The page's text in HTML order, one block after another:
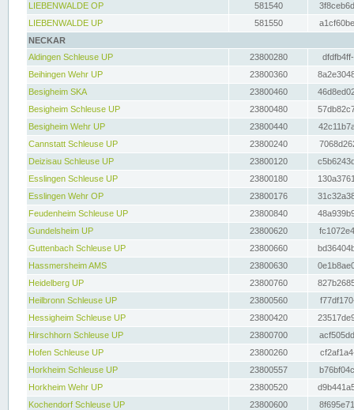
LIEBENWALDE OP
581540
LIEBENWALDE UP
581550
NECKAR
Aldingen Schleuse UP
23800280
Beihingen Wehr UP
23800360
Besigheim SKA
23800460
Besigheim Schleuse UP
23800480
Besigheim Wehr UP
23800440
Cannstatt Schleuse UP
23800240
Deizisau Schleuse UP
23800120
Esslingen Schleuse UP
23800180
Esslingen Wehr OP
23800176
Feudenheim Schleuse UP
23800840
Gundelsheim UP
23800620
Guttenbach Schleuse UP
23800660
Hassmersheim AMS
23800630
Heidelberg UP
23800760
Heilbronn Schleuse UP
23800560
Hessigheim Schleuse UP
23800420
Hirschhorn Schleuse UP
23800700
Hofen Schleuse UP
23800260
Horkheim Schleuse UP
23800557
Horkheim Wehr UP
23800520
Kochendorf Schleuse UP
23800600